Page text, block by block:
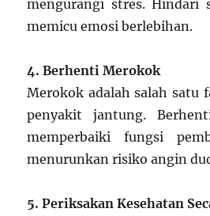
mengurangi stres. Hindari
memicu emosi berlebihan.
4. Berhenti Merokok
Merokok adalah salah satu
penyakit jantung.
memperbaiki fungsi
menurunkan risiko angin
5. Periksakan Kesehatan